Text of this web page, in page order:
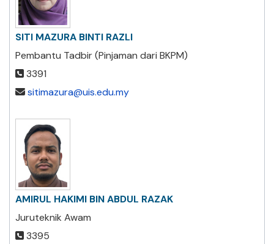
SITI MAZURA BINTI RAZLI
Pembantu Tadbir (Pinjaman dari BKPM)
3391
sitimazura@uis.edu.my
AMIRUL HAKIMI BIN ABDUL RAZAK
Juruteknik Awam
3395